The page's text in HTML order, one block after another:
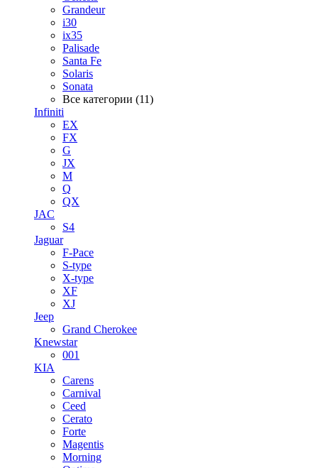
Grandeur
i30
ix35
Palisade
Santa Fe
Solaris
Sonata
Все категории (11)
Infiniti
EX
FX
G
JX
M
Q
QX
JAC
S4
Jaguar
F-Pace
S-type
X-type
XF
XJ
Jeep
Grand Cherokee
Knewstar
001
KIA
Carens
Carnival
Ceed
Cerato
Forte
Magentis
Morning